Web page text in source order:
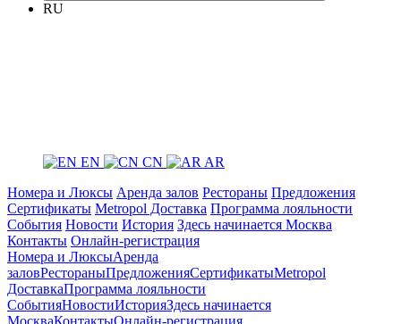
RU
EN CN
AR
Номера и Люксы Аренда залов Рестораны Предложения
Сертификаты Metropol Доставка Программа лояльности
События Новости История Здесь начинается Москва
Контакты Онлайн-регистрация
Номера и ЛюксыАренда
заловРестораныПредложенияСертификатыMetropol
ДоставкаПрограмма лояльности
СобытияНовостиИсторияЗдесь начинается
МоскваКонтактыОнлайн-регистрация